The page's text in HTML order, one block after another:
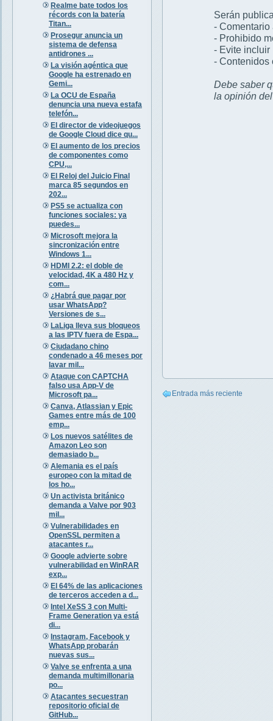
Realme bate todos los
récords con la batería
Titan...
Prosegur anuncia un
sistema de defensa
antidrones ...
La visión agéntica que
Google ha estrenado en
Gemi...
La OCU de España
denuncia una nueva estafa
telefón...
El director de videojuegos
de Google Cloud dice qu...
El aumento de los precios
de componentes como
CPU,...
El Reloj del Juicio Final
marca 85 segundos en
202...
PS5 se actualiza con
funciones sociales: ya
puedes...
Microsoft mejora la
sincronización entre
Windows 1...
HDMI 2.2: el doble de
velocidad, 4K a 480 Hz y
com...
¿Habrá que pagar por
usar WhatsApp?
Versiones de s...
LaLiga lleva sus bloqueos
a las IPTV fuera de Espa...
Ciudadano chino
condenado a 46 meses por
lavar mil...
Ataque con CAPTCHA
falso usa App-V de
Microsoft pa...
Canva, Atlassian y Epic
Games entre más de 100
emp...
Los nuevos satélites de
Amazon Leo son
demasiado b...
Alemania es el país
europeo con la mitad de
los ho...
Un activista británico
demanda a Valve por 903
mil...
Vulnerabilidades en
OpenSSL permiten a
atacantes r...
Google advierte sobre
vulnerabilidad en WinRAR
exp...
El 64% de las aplicaciones
de terceros acceden a d...
Intel XeSS 3 con Multi-
Frame Generation ya está
di...
Instagram, Facebook y
WhatsApp probarán
nuevas sus...
Valve se enfrenta a una
demanda multimillonaria
po...
Atacantes secuestran
repositorio oficial de
GitHub...
Serán
- Comentario
- Prohibido
- Evite incluir
- Contenidos
Debe saber
la opinión
Entrada más reciente